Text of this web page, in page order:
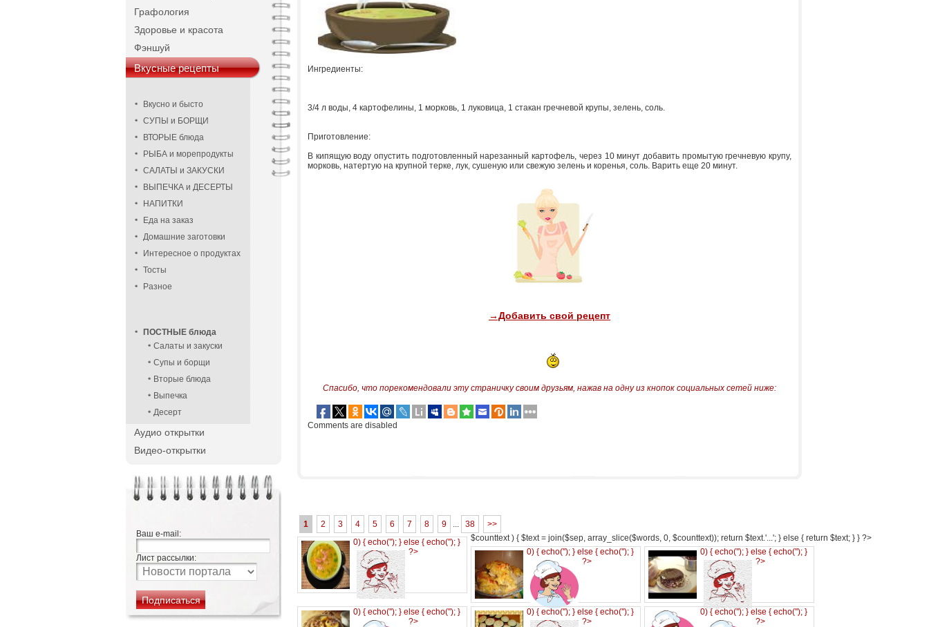
Графология
Здоровье и красота
Фэншуй
Вкусные рецепты
Вкусно и бысто
СУПЫ и БОРЩИ
ВТОРЫЕ блюда
РЫБА и морепродукты
САЛАТЫ и ЗАКУСКИ
ВЫПЕЧКА и ДЕСЕРТЫ
НАПИТКИ
Еда на заказ
Домашние заготовки
Интересное о продуктах
Тосты
Разное
ПОСТНЫЕ блюда
Салаты и закуски
Супы и борщи
Вторые блюда
Выпечка
Десерт
Аудио открытки
Видео-открытки
Ваш e-mail:
Лист рассылки:
Ингредиенты:
3/4 л воды, 4 картофелины, 1 морковь, 1 луковица, 1 стакан гречневой крупы, зелень, соль.
Приготовление:
В кипящую воду опустить подготовленный нарезанный картофель, через 10 минут добавить промытую гречневую крупу,
морковь, натертую на крупной терке, лук, сушеную или свежую зелень и коренья, соль. Варить еще 20 минут.
→Добавить свой рецепт
Спасибо, что порекомендовали эту страничку своим друзьям, нажав на одну из кнопок социальных сетей ниже:
Comments are disabled
1 2 3 4 5 6 7 8 9 ... 38
>>
$counttext ) { $text = join($sep, array_slice($words, 0, $counttext)); return $text.'...'; } else { return $text; } } ?>
0) { echo(''); } else { echo(''); }
?>
0) { echo(''); } else { echo(''); }
?>
0) { echo(''); } else { echo(''); }
?>
0) { echo(''); } else { echo(''); }
?>
0) { echo(''); } else { echo(''); }
?>
0) { echo(''); } else { echo(''); }
?>